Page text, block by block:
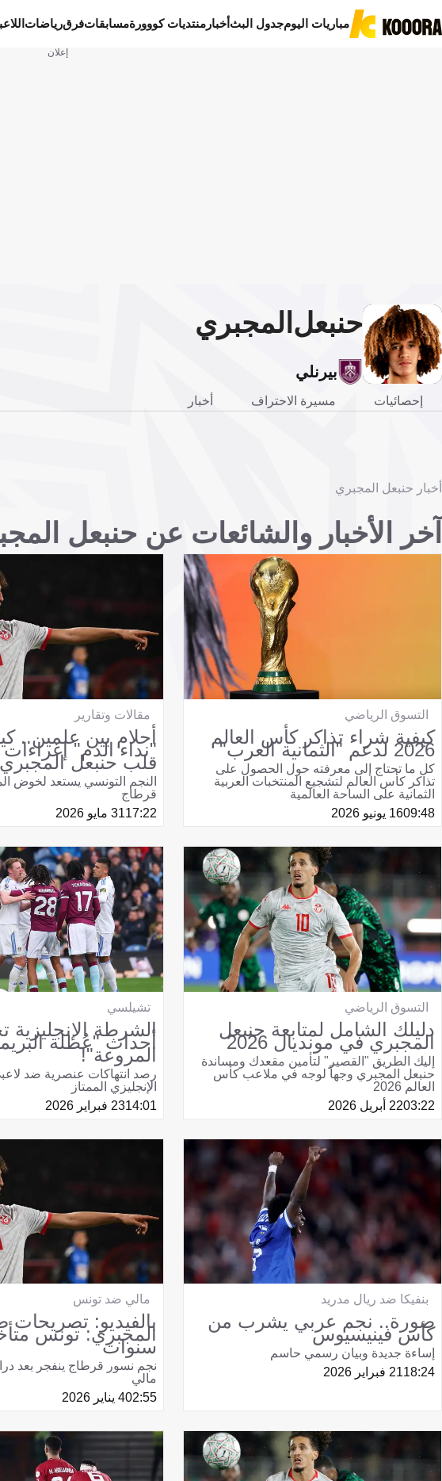
مباريات اليومجدول البثأخبار منتديات كووورةمسابقاتفرقرياضات
إعلان
حنبعل المجبري
بيرنلي
إحصائيات مسيرة الاحتراف أخبار
أخبار حنبعل المجبري
آخر الأخبار والشائعات عن حنبعل
التسوق الرياضي
كيفية شراء تذاكر كأس العالم
2026 لدعم "الثمانية العرب"
كل ما تحتاج إلى معرفته حول الحصول على
تذاكر كأس العالم لتشجيع المنتخبات العربية
الثمانية على الساحة العالمية
09:4816 يونيو 2026
مقالات وتقارير
أحلام بين علمين..
"نداء الدم"
قلب حنبعل
النجم التونسي يستعد لخوض
قرطاج
17:2231 مايو 2026
التسوق الرياضي
دليلك الشامل لمتابعة حنبعل
المجبري في مونديال 2026
إليك الطريق "القصير" لتأمين مقعدك ومساندة
حنبعل المجبري وجهاً لوجه في ملاعب كأس
العالم 2026
03:2222 أبريل 2026
تشيلسي
الشرطة
أحداث "عُطلة
المروعة"!
رصد انتهاكات عنصرية ضد
الإنجليزي الممتاز
14:0123 فبراير 2026
بنفيكا ضد ريال مدريد
صورة.. نجم عربي يشرب من
كأس فينيسيوس
إساءة جديدة وبيان رسمي حاسم
18:2421 فبراير 2026
مالي ضد تونس
بالفيديو: تصريحات
سنوات
نجم نسور قرطاج ينفجر بعد
مالي
02:554 يناير 2026